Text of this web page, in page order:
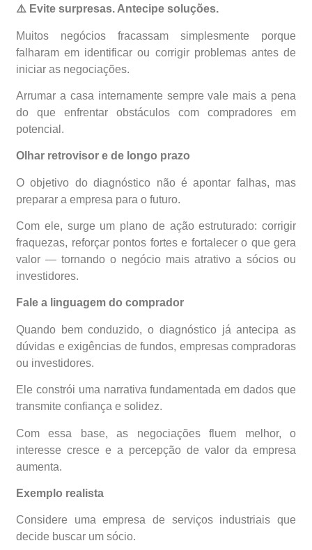
⚠️ Evite surpresas. Antecipe soluções.
Muitos negócios fracassam simplesmente porque
falharam em identificar ou corrigir problemas antes de
iniciar as negociações.
Arrumar a casa internamente sempre vale mais a pena
do que enfrentar obstáculos com compradores em
potencial.
Olhar retrovisor e de longo prazo
O objetivo do diagnóstico não é apontar falhas, mas
preparar a empresa para o futuro.
Com ele, surge um plano de ação estruturado: corrigir
fraquezas, reforçar pontos fortes e fortalecer o que gera
valor — tornando o negócio mais atrativo a sócios ou
investidores.
Fale a linguagem do comprador
Quando bem conduzido, o diagnóstico já antecipa as
dúvidas e exigências de fundos, empresas compradoras
ou investidores.
Ele constrói uma narrativa fundamentada em dados que
transmite confiança e solidez.
Com essa base, as negociações fluem melhor, o
interesse cresce e a percepção de valor da empresa
aumenta.
Exemplo realista
Considere uma empresa de serviços industriais que
decide buscar um sócio.